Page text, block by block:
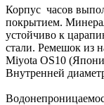
Корпус часов
покрытием.
устойчиво к
стали. Ремешок из
Miyota OS10
Внутренней